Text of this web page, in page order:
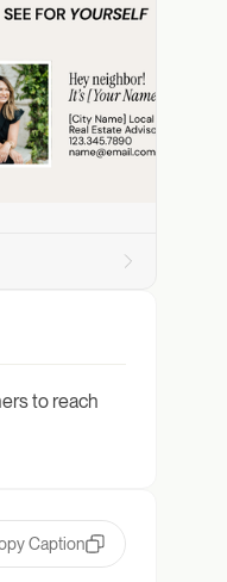
to reach
Caption